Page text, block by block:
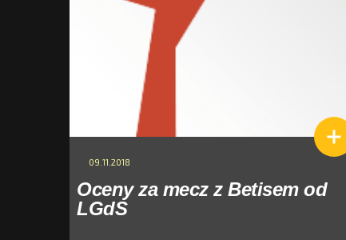
09.11.2018
Oceny za mecz z Betisem od
LGdS